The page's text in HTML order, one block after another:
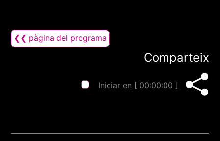
❮❮ pàgina del programa
Comparteix
Iniciar en [ 00:00:00 ]